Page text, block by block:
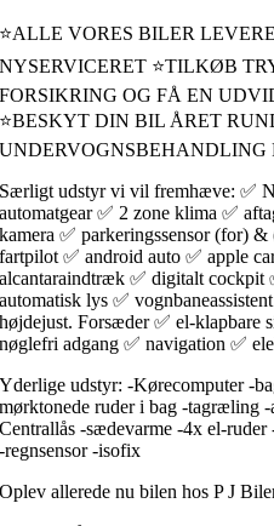
⭐ALLE VORES BILER
NYSERVICERET ⭐TILKØB
FORSIKRING OG FÅ EN
⭐BESKYT DIN BIL ÅRET
UNDERVOGNSBEHANDLING
Særligt udstyr vi vil fremhæve: ✅
automatgear ✅ 2 zone klima ✅
kamera ✅ parkeringssensor (for)
fartpilot ✅ android auto ✅ apple
alcantaraindtræk ✅ digitalt
automatisk lys ✅
højdejust. Forsæder ✅ el-klapbare
nøglefri adgang ✅ navigation ✅
Yderlige udstyr: -Kørecomputer -
mørktonede ruder i bag -tagræling
Centrallås -sædevarme -4x el-
-regnsensor -isofix
Oplev allerede nu bilen hos P J